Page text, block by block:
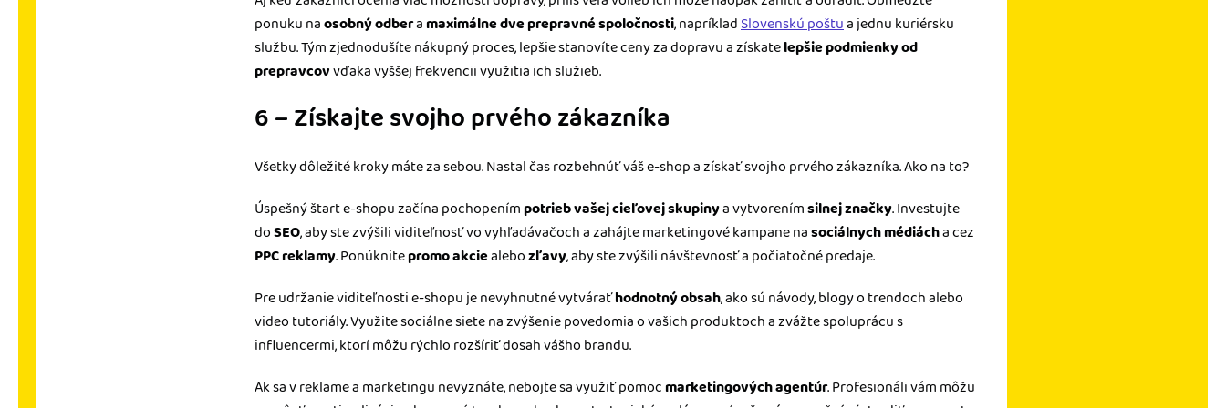
ponuku naosobný odberamaximálne dve prepravné spoločnosti, napríkladSlovenskú poštua jednu kuriérsku
službu. Tým zjednodušíte nákupný proces, lepšie stanovíte ceny za dopravu a získatelepšie podmienky od
prepravcovvďaka vyššej frekvencii využitia ich služieb.
6 – Získajte svojho prvého zákazníka
Všetky dôležité kroky máte za sebou. Nastal čas rozbehnúť váš e-shop a získať svojho prvého zákazníka. Ako na to?
Úspešný štart e-shopu začína pochopenímpotrieb vašej cieľovej skupinya vytvorenímsilnej značky. Investujte
doSEO, aby ste zvýšili viditeľnosť vo vyhľadávačoch a zahájte marketingové kampane nasociálnych médiácha cez
PPC reklamy. Ponúknitepromo akciealebozľavy, aby ste zvýšili návštevnosť a počiatočné predaje.
Pre udržanie viditeľnosti e-shopu je nevyhnutné vytváraťhodnotný obsah, ako sú návody, blogy o trendoch alebo
video tutoriály. Využite sociálne siete na zvýšenie povedomia o vašich produktoch a zvážte spoluprácu s
influencermi, ktorí môžu rýchlo rozšíriť dosah vášho brandu.
Ak sa v reklame a marketingu nevyznáte, nebojte sa využiť pomocmarketingových agentúr. Profesionáli vám môžu